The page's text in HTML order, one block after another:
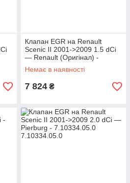
Клапан EGR на Renault
Scenic II 2001->2009 1.5 dCi
— Renault (Оригінал) -
8200656008
Немає в наявності
7 824 ₴